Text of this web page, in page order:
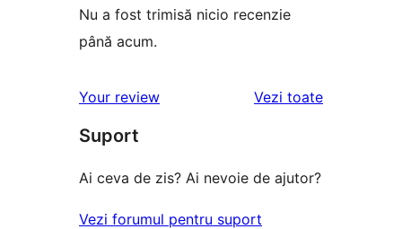
Nu a fost trimisă nicio recenzie
până acum.
Your review Vezi toaterecenziile
Suport
Ai ceva de zis? Ai nevoie de ajutor?
Vezi forumul pentru suport